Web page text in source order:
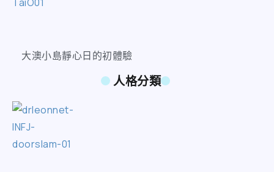
大澳小島靜心日的初體驗
人格分類